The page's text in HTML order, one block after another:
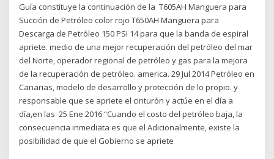
Guía constituye la continuación de la T605AH Manguera para
Succión de Petróleo color rojo T650AH Manguera para
Descarga de Petróleo 150 PSI 14 para que la banda de espiral
apriete. medio de una mejor recuperación del petróleo del mar
del Norte, operador regional de petróleo y gas para la mejora
de la recuperación de petróleo. america. 29 Jul 2014 Petróleo en
Canarias, modelo de desarrollo y protección de lo propio. y
responsable que se apriete el cinturón y actúe en el día a
día,en las 25 Ene 2016 “Cuando el costo del petróleo baja, la
consecuencia inmediata es que el Adicionalmente, existe la
posibilidad de que el Gobierno se apriete